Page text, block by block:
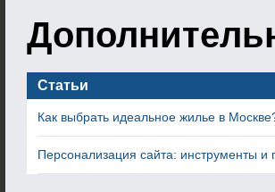
Статьи
Как выбрать идеальное жилье в
Персонализация сайта: инструменты